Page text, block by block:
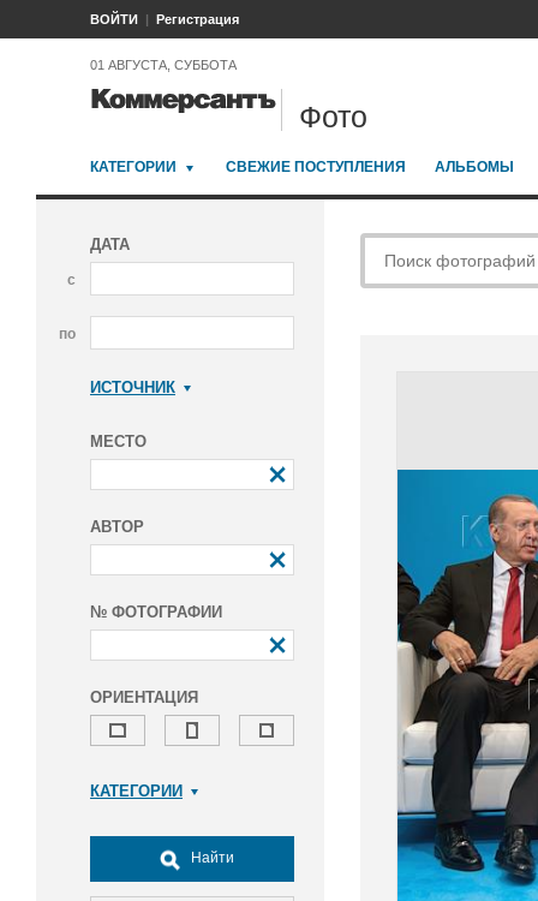
ВОЙТИ Регистрация
01 АВГУСТА, СУББОТА
Фото
КАТЕГОРИИ СВЕЖИЕ ПОСТУПЛЕНИЯ АЛЬБОМЫ
ДАТА
с
по
ИСТОЧНИК
МЕСТО
АВТОР
№ ФОТОГРАФИИ
ОРИЕНТАЦИЯ
КАТЕГОРИИ
Досуг, туризм и отдых
Культура
Найти